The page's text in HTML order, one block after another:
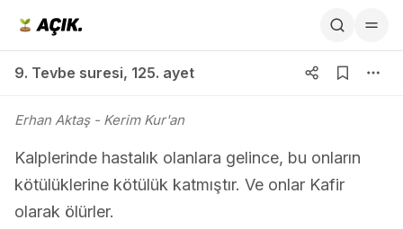
9. Tevbe suresi, 125. ayet
Erhan Aktaş- Kerim Kur'an
Kalplerinde hastalık olanlara gelince, bu onların
kötülüklerine kötülük katmıştır. Ve onlar Kafir
olarak ölürler.